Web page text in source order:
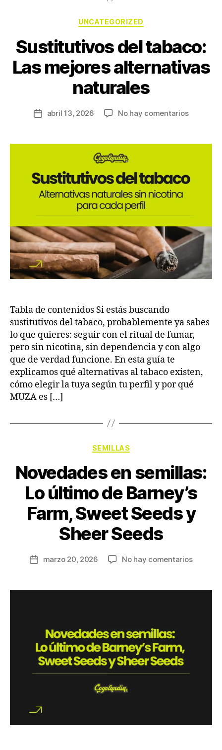
UNCATEGORIZED
Sustitutivos del tabaco:
Las mejores alternativas
naturales
abril 13, 2026 No hay comentarios
Tabla de contenidos Si estás buscando
sustitutivos del tabaco, probablemente ya sabes
lo que quieres: seguir con el ritual de fumar,
pero sin nicotina, sin dependencia y con algo
que de verdad funcione. En esta guía te
explicamos qué alternativas al tabaco existen,
cómo elegir la tuya según tu perfil y por qué
MUZA es […]
SEMILLAS
Novedades en semillas:
Lo último de Barney’s
Farm, Sweet Seeds y
Sheer Seeds
marzo 20, 2026 No hay comentarios